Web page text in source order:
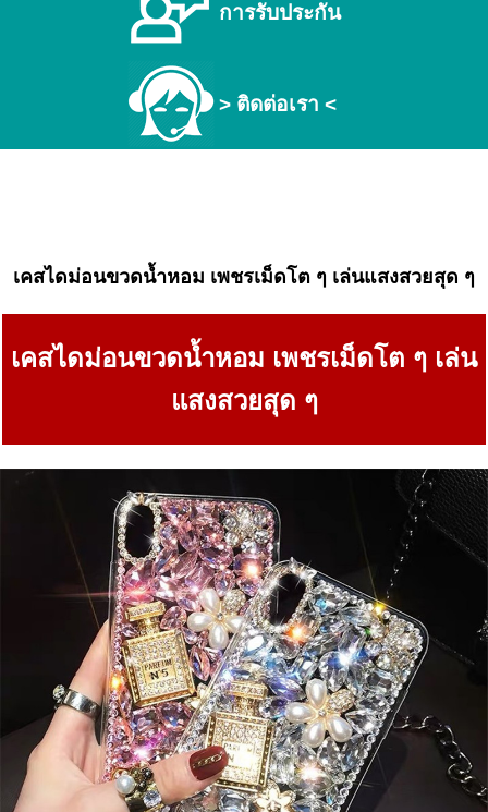
การรับประกัน
> ติดต่อเรา <
เคสไดม่อนขวดน้ำหอม เพชรเม็ดโต ๆ เล่นแสงสวยสุด ๆ
เคสไดม่อนขวดน้ำหอม เพชรเม็ดโต ๆ เล่น
แสงสวยสุด ๆ